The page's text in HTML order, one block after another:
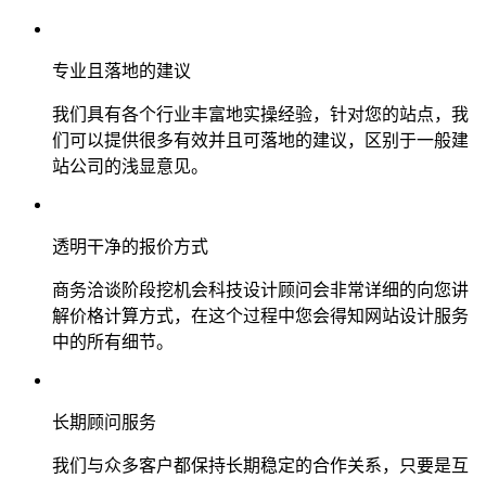
专业且落地的建议
我们具有各个行业丰富地实操经验，针对您的站点，我
们可以提供很多有效并且可落地的建议，区别于一般建
站公司的浅显意见。
透明干净的报价方式
商务洽谈阶段挖机会科技设计顾问会非常详细的向您讲
解价格计算方式，在这个过程中您会得知网站设计服务
中的所有细节。
长期顾问服务
我们与众多客户都保持长期稳定的合作关系，只要是互